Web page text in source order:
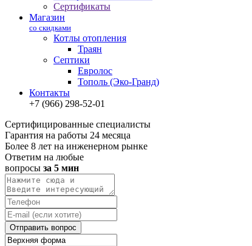
Сертификаты
Магазин
со скидками
Котлы отопления
Траян
Септики
Евролос
Тополь (Эко-Гранд)
Контакты
+7 (966) 298-52-01
Сертифицированные специалисты
Гарантия на работы 24 месяца
Более 8 лет на инженерном рынке
Ответим на любые
вопросы за 5 мин
Отправить вопрос